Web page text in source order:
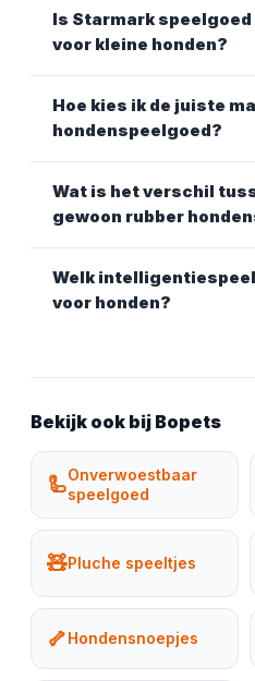
Is Starmark
voor kleine honden?
Hoe kies ik de juiste
hondenspeelgoed?
Wat is het verschil
gewoon rubber
Welk
voor honden?
Bekijk ook bij Bopets
🦾Onverwoestbaar
speelgoed
🧸Pluche speeltjes
🦴Hondensnoepjes